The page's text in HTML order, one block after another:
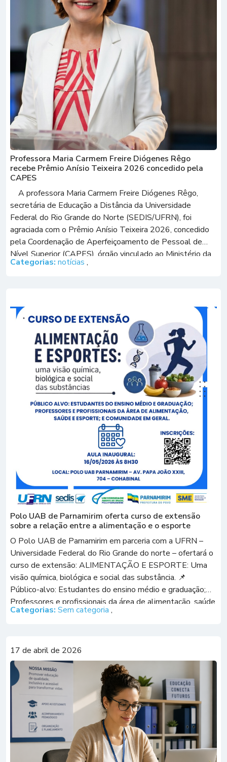
Professora Maria Carmem Freire Diógenes Rêgo
recebe Prêmio Anísio Teixeira 2026 concedido pela
CAPES
A professora Maria Carmem Freire Diógenes Rêgo,
secretária de Educação a Distância da Universidade
Federal do Rio Grande do Norte (SEDIS/UFRN), foi
agraciada com o Prêmio Anísio Teixeira 2026, concedido
pela Coordenação de Aperfeiçoamento de Pessoal de
Nível Superior (CAPES), órgão vinculado ao Ministério da
Educação (MEC). A premiação foi oficializada por meio […]
Categorias: notícias ,
Polo UAB de Parnamirim oferta curso de extensão
sobre a relação entre a alimentação e o esporte
O Polo UAB de Parnamirim em parceria com a UFRN –
Universidade Federal do Rio Grande do norte – ofertará o
curso de extensão: ALIMENTAÇÃO E ESPORTE: Uma
visão química, biológica e social das substância. ​📌
Público-alvo: Estudantes do ensino médio e graduação;
Professores e profissionais da área de alimentação, saúde
e esporte; e comunidade […]
Categorias: Sem categoria ,
17 de abril de 2026